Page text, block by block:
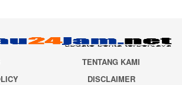
TENTANG KAMI
DISCLAIMER